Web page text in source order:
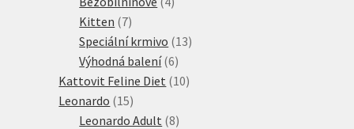
Kitten 77
produktů
Speciální krmivo 1313
Výhodná balení 66
produktů
Kattovit Feline Diet 1010
Leonardo 1515
produktů
Leonardo Adult 88